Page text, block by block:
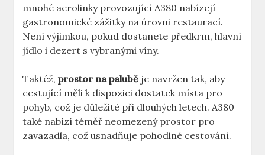
mnohé aerolinky provozující ‌A380 nabízejí
gastronomické zážitky na úrovni restaurací.
⁤Není výjimkou, pokud dostanete předkrm, hlavní‍
jídlo i dezert ‌s vybranými ⁢víny.
Taktéž,‍prostor ⁣na ⁤palubě je navržen tak, aby
cestující měli k dispozici dostatek místa pro
pohyb, což je důležité při dlouhých letech. A380
také nabízí‍ téměř ⁤neomezený prostor pro
zavazadla,⁢ což usnadňuje pohodlné cestování.